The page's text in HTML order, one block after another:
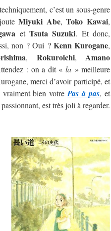
c’est un sous-genre
Miyuki Abe,Toko Kawai,
et Tsuta Suzuki. Et donc,
non ? Oui ? Kenn Kurogane,
, Rokuroichi, Amano
: on a dit «la » meilleure
merci d’avoir participé, et
vraiment bien votrePas à pas, et
est très joli à regarder.